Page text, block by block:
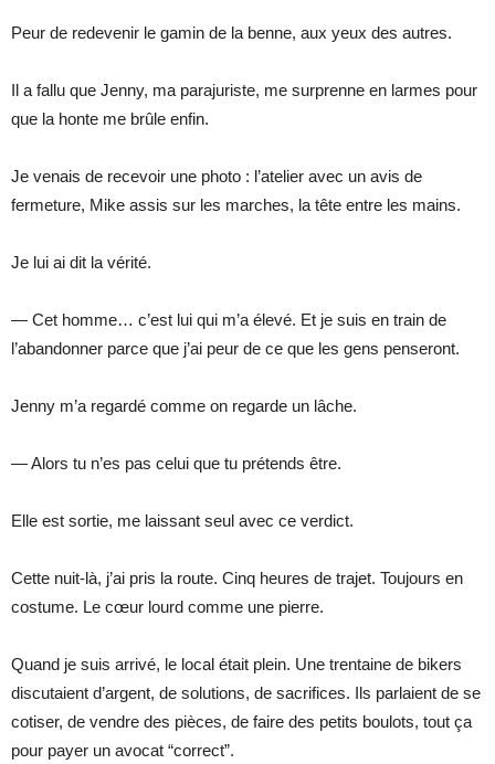
Peur de redevenir le gamin de la benne, aux yeux des autres.
Il a fallu que Jenny, ma parajuriste, me surprenne en larmes pour
que la honte me brûle enfin.
Je venais de recevoir une photo : l’atelier avec un avis de
fermeture, Mike assis sur les marches, la tête entre les mains.
Je lui ai dit la vérité.
— Cet homme… c’est lui qui m’a élevé. Et je suis en train de
l’abandonner parce que j’ai peur de ce que les gens penseront.
Jenny m’a regardé comme on regarde un lâche.
— Alors tu n’es pas celui que tu prétends être.
Elle est sortie, me laissant seul avec ce verdict.
Cette nuit-là, j’ai pris la route. Cinq heures de trajet. Toujours en
costume. Le cœur lourd comme une pierre.
Quand je suis arrivé, le local était plein. Une trentaine de bikers
discutaient d’argent, de solutions, de sacrifices. Ils parlaient de se
cotiser, de vendre des pièces, de faire des petits boulots, tout ça
pour payer un avocat “correct”.